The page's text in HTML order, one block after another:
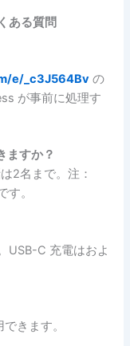
ある質問
e/_c3J564Bv の
が事前に処理す
ますか？
2名まで。注：
す。
USB-C 充電はおよ
きます。